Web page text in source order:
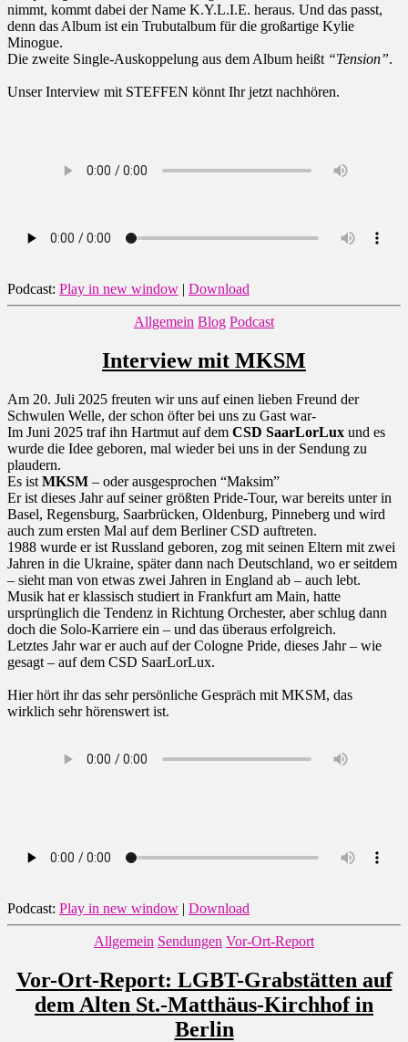
nimmt, kommt dabei der Name K.Y.L.I.E. heraus. Und das passt,
denn das Album ist ein Trubutalbum für die großartige Kylie
Minogue.
Die zweite Single-Auskoppelung aus dem Album heißt “Tension”.
Unser Interview mit STEFFEN könnt Ihr jetzt nachhören.
Podcast: Play in new window | Download
Kategorien
Allgemein Blog Podcast
Interview mit MKSM
Am 20. Juli 2025 freuten wir uns auf einen lieben Freund der
Schwulen Welle, der schon öfter bei uns zu Gast war-
Im Juni 2025 traf ihn Hartmut auf dem CSD SaarLorLux und es
wurde die Idee geboren, mal wieder bei uns in der Sendung zu
plaudern.
Es ist MKSM – oder ausgesprochen “Maksim”
Er ist dieses Jahr auf seiner größten Pride-Tour, war bereits unter in
Basel, Regensburg, Saarbrücken, Oldenburg, Pinneberg und wird
auch zum ersten Mal auf dem Berliner CSD auftreten.
1988 wurde er ist Russland geboren, zog mit seinen Eltern mit zwei
Jahren in die Ukraine, später dann nach Deutschland, wo er seitdem
– sieht man von etwas zwei Jahren in England ab – auch lebt.
Musik hat er klassisch studiert in Frankfurt am Main, hatte
ursprünglich die Tendenz in Richtung Orchester, aber schlug dann
doch die Solo-Karriere ein – und das überaus erfolgreich.
Letztes Jahr war er auch auf der Cologne Pride, dieses Jahr – wie
gesagt – auf dem CSD SaarLorLux.
Hier hört ihr das sehr persönliche Gespräch mit MKSM, das
wirklich sehr hörenswert ist.
Podcast: Play in new window | Download
Kategorien
Allgemein Sendungen Vor-Ort-Report
Vor-Ort-Report: LGBT-Grabstätten auf
dem Alten St.-Matthäus-Kirchhof in
Berlin